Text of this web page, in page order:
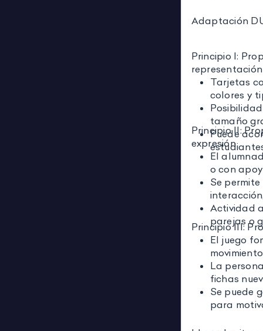
Adaptación
Principio I:
representación
Tarjetas
colores y
tamaño
Puede
Principio II:
expresión
El
o con
Se
Actividad
parejas o
Principio III:
El juego
La
fichas
Se puede
para